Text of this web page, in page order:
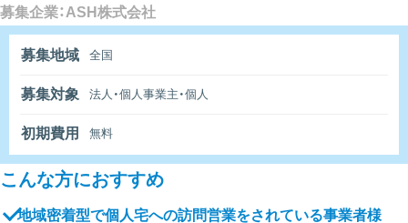
募集企業：ASH株式会社
募集地域 全国
募集対象 法人・個人事業主・個人
初期費用 無料
こんな方におすすめ
地域密着型で個人宅への訪問営業をされている事業者様